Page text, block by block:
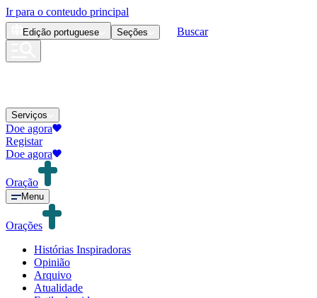
Ir para o conteudo principal
Edição portuguese Seções Buscar
Serviços
Doe agora
Registar
Doe agora
Oração
Menu
Orações
Histórias Inspiradoras
Opinião
Arquivo
Atualidade